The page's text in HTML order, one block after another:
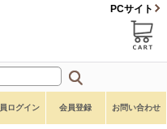
PCサイト
ログイン 会員登録 お問い合わせ